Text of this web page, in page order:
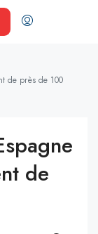
de près de 100
de